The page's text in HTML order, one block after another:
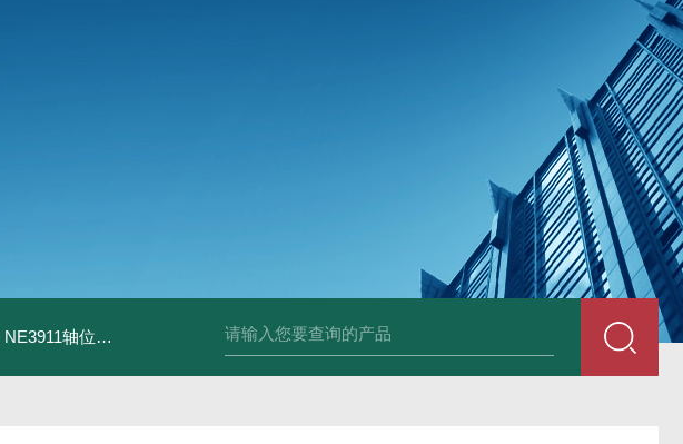
NE3911轴位移变送器 NE3931热膨胀变送器 NE3941E轴承振动速度变送器 NE3951E轴承